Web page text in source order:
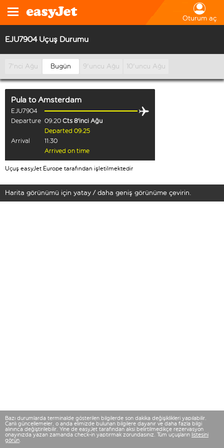
Oturum aç
EJU7904 Uçuş Durumu
7'nci Ağu Bugün 9'uncu Ağu 10'uncu Ağu
Pula toAmsterdam
EJU7904
Departure 09:20 Cts 8'inci Ağu
Departed 09:25
Arrival
11:30
Arrived on time
Uçuş easyJet Europe tarafından işletilmektedir
Harita görünümü için yatay / daha geniş görünüme çevirin.
Bazı durumlarda terminalde gösterilen bilgilerde son dakika değişiklikleri yapılabilir.
Canlı güncellemeler, o anda elimizde bulunan bilgilere dayanır ve daha fazla bilgi
alınınca değiştirilebilir. Yine de easyJet tarafından aksi belirtilmedikçe rezervasyon
onayınızda yazan zamanda check-in yaptırmak zorundasınız. Tüm uçuşların listesini
görün.